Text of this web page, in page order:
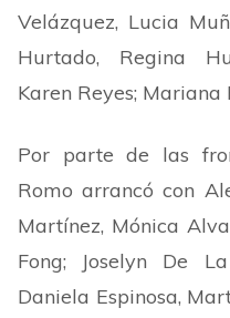
Velázquez, Lucia
Hurtado, Regina
Karen Reyes; Mariana
Por parte de las
Romo arrancó con
Martínez, Mónica
Fong; Joselyn De
Daniela Espinosa,